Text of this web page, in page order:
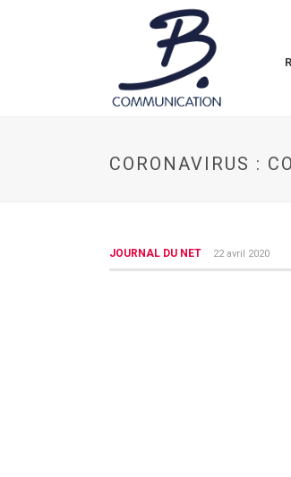
CORONAVIRUS :
JOURNAL DU NET 22 avril 2020